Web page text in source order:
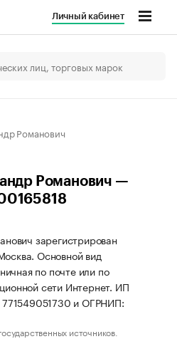
Личный кабинет
Романович
Романович —
зарегистрирован
Основной вид
по почте или по
сети Интернет. ИП
и ОГРНИП:
источников.